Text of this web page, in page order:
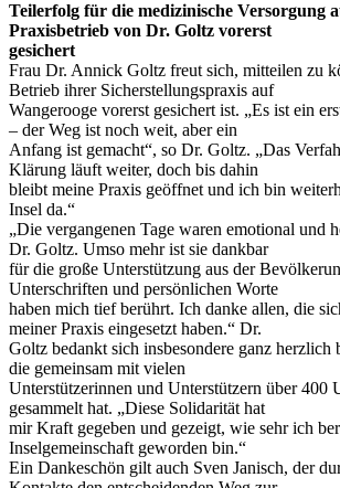
Teilerfolg für die medizinische Versorgung
Praxisbetrieb von Dr. Goltz vorerst
gesichert
Frau Dr. Annick Goltz freut sich, mitteilen zu
Betrieb ihrer Sicherstellungspraxis auf
Wangerooge vorerst gesichert ist. „Es ist ein
– der Weg ist noch weit, aber ein
Anfang ist gemacht“, so Dr. Goltz. „Das
Klärung läuft weiter, doch bis dahin
bleibt meine Praxis geöffnet und ich bin
Insel da.“
„Die vergangenen Tage waren emotional und
Dr. Goltz. Umso mehr ist sie dankbar
für die große Unterstützung aus der
Unterschriften und persönlichen Worte
haben mich tief berührt. Ich danke allen, die
meiner Praxis eingesetzt haben.“ Dr.
Goltz bedankt sich insbesondere ganz herzlich
die gemeinsam mit vielen
Unterstützerinnen und Unterstützern über 400
gesammelt hat. „Diese Solidarität hat
mir Kraft gegeben und gezeigt, wie sehr ich
Inselgemeinschaft geworden bin.“
Ein Dankeschön gilt auch Sven Janisch, der